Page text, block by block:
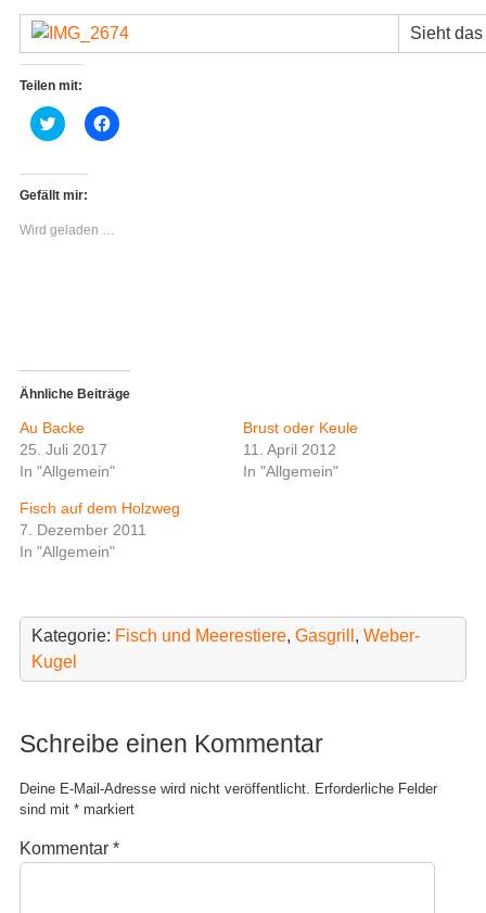
Sieht
Teilen mit:
K
l
k
,
u
ü
r
z
u
e
i
l
e
W
i
r
d
e
u
e
m
F
e
e
r
e
ö
f
n
e
t
K
l
a
k
z
u
e
(
W
i
r
e
u
e
e
e
r
e
ö
f
n
e
t
Gefällt mir:
Wird geladen …
Ähnliche Beiträge
Au Backe
25. Juli 2017
In "Allgemein"
Brust oder Keule
11. April 2012
In "Allgemein"
Fisch auf dem Holzweg
7. Dezember 2011
In "Allgemein"
Kategorie: Fisch und Meerestiere, Gasgrill , Weber-
Kugel
Schreibe einen Kommentar
Deine E-Mail-Adresse wird nicht veröffentlicht. Erforderliche Felder
sind mit *markiert
Kommentar *